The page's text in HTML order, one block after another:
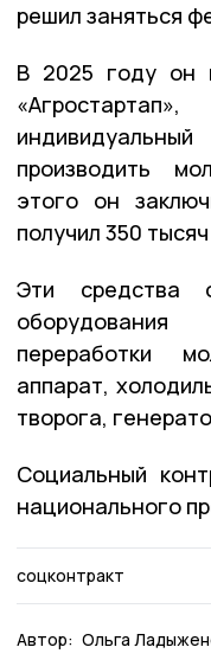
решил заняться
В 2025 году он
производить
этого он
получил 350
Эти средства
переработки
аппарат,
творога,
Социальный
национального
соцконтракт
Автор: Ольга